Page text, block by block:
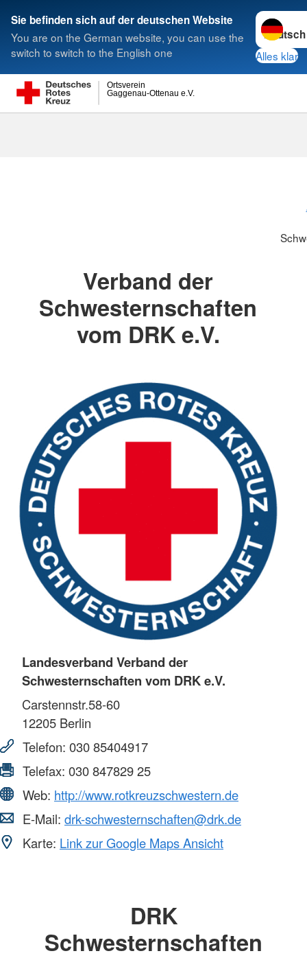
Sie befinden sich auf der deutschen Website
You are on the German website, you can use the
switch to switch to the English one
Sprache
Alles klar
Gaggenau-Ottenau e.V.
Ortsverein
Suche
Verband der
Schwesternschaften
vom DRK e.V.
Landesverband Verband der
Schwesternschaften vom DRK e.V.
Carstennstr.58-60
12205 Berlin
Telefon: 030 85404917
Telefax: 030 847829 25
Web: http://www.rotkreuzschwestern.de
E-Mail: drk-schwesternschaften@drk.de
Karte: Link zur Google Maps Ansicht
DRK
Schwesternschaften